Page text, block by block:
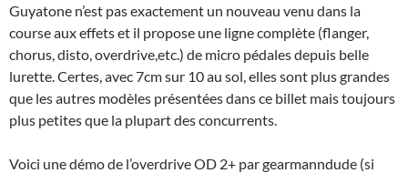
Guyatone n’est pas exactement un nouveau venu dans la
course aux effets et il propose une ligne complète (flanger,
chorus, disto, overdrive,etc.) de micro pédales depuis belle
lurette. Certes, avec 7cm sur 10 au sol, elles sont plus grandes
que les autres modèles présentées dans ce billet mais toujours
plus petites que la plupart des concurrents.
Voici une démo de l’overdrive OD 2+ par gearmanndude (si